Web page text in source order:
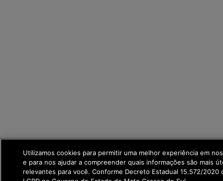
Utilizamos cookies para permitir uma melhor experiência em
e para nos ajudar a compreender quais informações são mais
relevantes para você. Conforme Decreto Estadual 15.572/2020